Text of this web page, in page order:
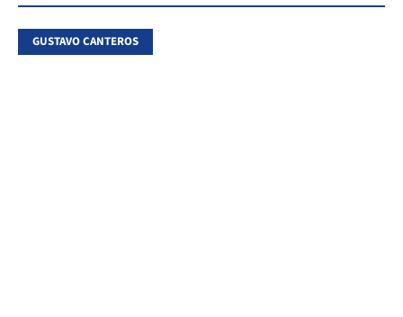
GUSTAVO CANTEROS